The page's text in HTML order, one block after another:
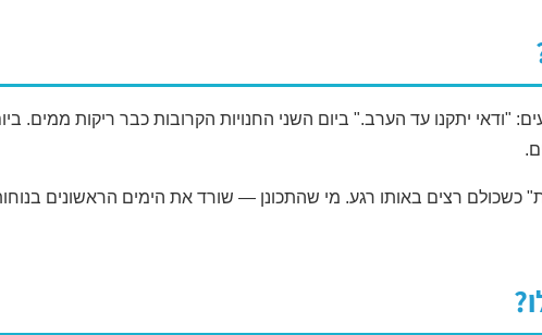
"ודאי יתקנו עד הערב." ביום השני החנויות הקרובות כבר ריקות ממים.
רצים באותו רגע. מי שהתכונן — שורד את הימים הראשונים